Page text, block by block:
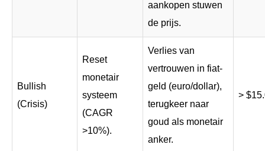
aankopen stuwen
de prijs.
Bullish
(Crisis)
Reset
monetair
systeem
(CAGR
>10%).
Verlies van
vertrouwen in fiat-
geld (euro/dollar),
terugkeer naar
goud als monetair
anker.
>